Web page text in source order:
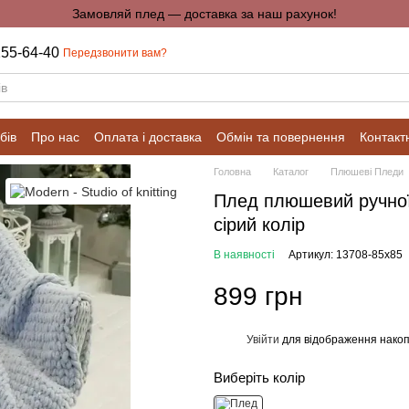
Замовляй плед — доставка за наш рахунок!
64-40 Передзвонити вам?
Про нас Оплата і доставка Обмін та повернення
Головна Каталог Плюшеві Пледи
Плед плюшевий
сірий колір
В наявності Артикул: 13708-85х85
899 грн
Увійти для відображення
Виберіть колір